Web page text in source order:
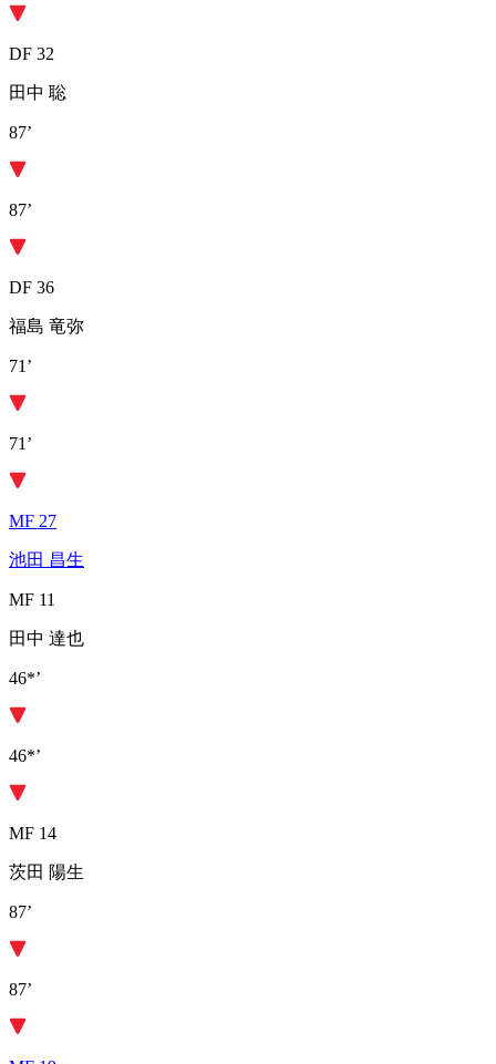
DF 32
田中 聡
87’
87’
DF 36
福島 竜弥
71’
71’
MF 27
池田 昌生
MF 11
田中 達也
46*’
46*’
MF 14
茨田 陽生
87’
87’